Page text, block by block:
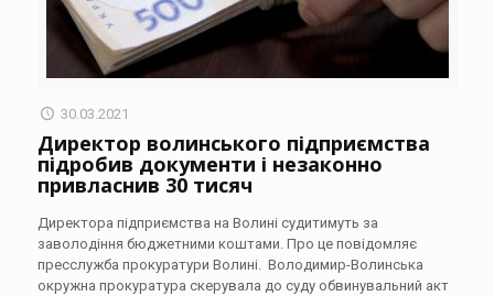
30.03.2021
Директор волинського підприємства
підробив документи і незаконно
привласнив 30 тисяч
Директора підприємства на Волині судитимуть за
заволодіння бюджетними коштами. Про це повідомляє
пресслужба прокуратури Волині. Володимир-Волинська
окружна прокуратура скерувала до суду обвинувальний акт